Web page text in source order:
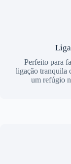
Perfeito para
ligação tranquila
um refúgio